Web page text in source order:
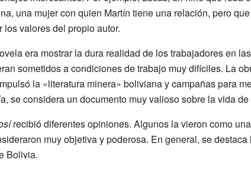
una mujer con quien Martín tiene una relación, pero
los valores del propio autor.
era mostrar la dura realidad de los trabajadores en
sometidos a condiciones de trabajo muy difíciles. La
la «literatura minera» boliviana y campañas para
se considera un documento muy valioso sobre la vida
recibió diferentes opiniones. Algunos la vieron como
muy objetiva y poderosa. En general, se
Bolivia.